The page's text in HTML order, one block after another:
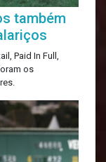
também
Paid In Full,
os